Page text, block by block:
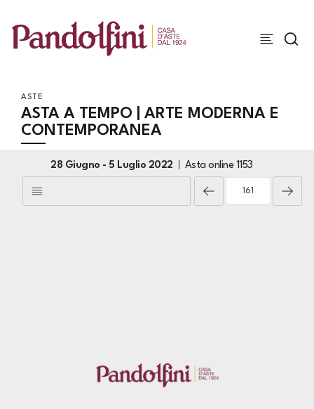
ASTE
ASTA A TEMPO | ARTE MODERNA E
CONTEMPORANEA
28 Giugno - 5 Luglio 2022 Asta online 1153